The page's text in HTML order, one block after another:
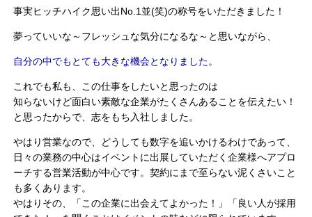
事実ヒッチハイク思い出No.1並(笑)の称号をいただきました！
夢っていいな～フレッシュな気分になるな～と思いながら、
自分の中でもとても大きな機会となりました。
これでも私も、この仕事をしたいと思ったのは
知らないけど面白い素敵な企業がたくさんあることを伝えたい！
と思ったからで、志をもち入社しました。
やはり営業なので、どうしても数字を追いかけるわけであって、
日々の業務の中心はイベントに出展していただく企業様へアプロ
ーチする営業活動が中心です。契約にまで至らない泥くさいこと
も多くあります。
やはりその、「この企業に出会えてよかった！」「良い人が採用